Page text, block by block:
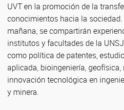
UVT en la promoción de la
conocimientos hacia la
mañana, se compartirán
institutos y facultades de la
como política de patentes,
aplicada, bioingeniería, geofísica,
innovación tecnológica en
y minera.